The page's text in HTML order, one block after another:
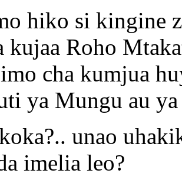
hiko si kingine
kujaa Roho
cha kumjua
ya Mungu au
unao
imelia leo?